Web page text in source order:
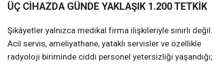
ÜÇ CİHAZDA GÜNDE YAKLAŞIK 1.200 TETKİK
Şikâyetler yalnızca medikal firma ilişkileriyle sınırlı değil.
Acil servis, ameliyathane, yataklı servisler ve özellikle
radyoloji biriminde ciddi personel yetersizliği yaşandığı;